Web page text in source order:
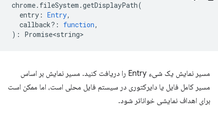
chrome. fileSystem .getDisplayPath(
entry : Entry,
callback? : function,
) : Promise<string>
مسیر نمایش یک شیء Entry را دریافت کنید. مسیر نمایش بر اساس
مسیر کامل فایل یا دایرکتوری در سیستم فایل محلی است، اما ممکن است
برای اهداف نمایشی خواناتر شود.